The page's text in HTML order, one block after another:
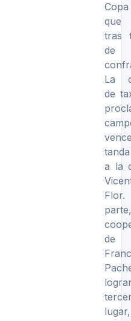
que
tras
de
La
de
a la
de
lugar,